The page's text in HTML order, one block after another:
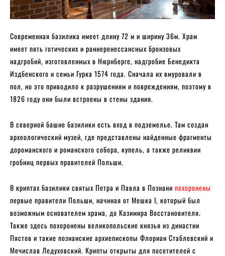
Современная базилика имеет длину 72 м и ширину 36м. Храм
имеет пять готических и раннеренессансных бронзовых
надгробий, изготовленных в Нюрнберге, надгробие Бенедикта
Издбенского и семьи Гурка 1574 года. Сначала их вмуровали в
пол, но это приводило к разрушениям и повреждениям, поэтому в
1826 году они были встроены в стены здания.
В северной башне базилики есть вход в подземелье. Там создан
археологический музей, где представлены найденные фрагменты
дороманского и романского собора, купель, а также реликвии
гробниц первых правителей Польши.
В криптах базилики святых Петра и Павла в Познани похоронены
первые правители Польши, начиная от Мешка I, который был
возможным основателем храма, до Казимира Восстановителя.
Также здесь похоронены великопольские князья из династии
Пястов и такие познанские архиепископы Флориан Стаблевский и
Мечислав Ледуховский. Крипты открыты для посетителей с